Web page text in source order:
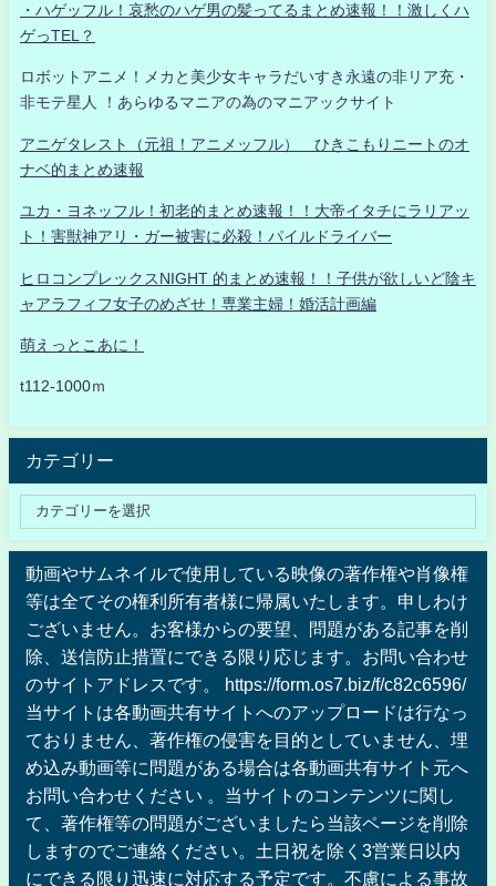
・ハゲッフル！哀愁のハゲ男の髪ってるまとめ速報！！激しくハ
ゲっTEL？
ロボットアニメ！メカと美少女キャラだいすき永遠の非リア充・
非モテ星人 ！あらゆるマニアの為のマニアックサイト
アニゲタレスト（元祖！アニメッフル） ひきこもりニートのオ
ナベ的まとめ速報
ユカ・ヨネッフル！初老的まとめ速報！！大帝イタチにラリアッ
ト！害獣神アリ・ガー被害に必殺！パイルドライバー
ヒロコンプレックスNIGHT 的まとめ速報！！子供が欲しいど陰キ
ャアラフィフ女子のめざせ！専業主婦！婚活計画編
萌えっとこあに！
t112-1000ｍ
カテゴリー
動画やサムネイルで使用している映像の著作権や肖像権
等は全てその権利所有者様に帰属いたします。申しわけ
ございません。お客様からの要望、問題がある記事を削
除、送信防止措置にできる限り応じます。お問い合わせ
のサイトアドレスです。 https://form.os7.biz/f/c82c6596/
当サイトは各動画共有サイトへのアップロードは行なっ
ておりません、著作権の侵害を目的としていません、埋
め込み動画等に問題がある場合は各動画共有サイト元へ
お問い合わせください 。当サイトのコンテンツに関し
て、著作権等の問題がございましたら当該ページを削除
しますのでご連絡ください。土日祝を除く3営業日以内
にできる限り迅速に対応する予定です。不慮による事故